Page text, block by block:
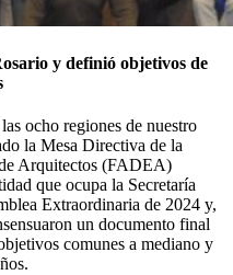
y definió objetivos de
ocho regiones de nuestro
la Mesa Directiva de la
Arquitectos (FADEA)
que ocupa la Secretaría
Extraordinaria de 2024 y,
un documento final
comunes a mediano y